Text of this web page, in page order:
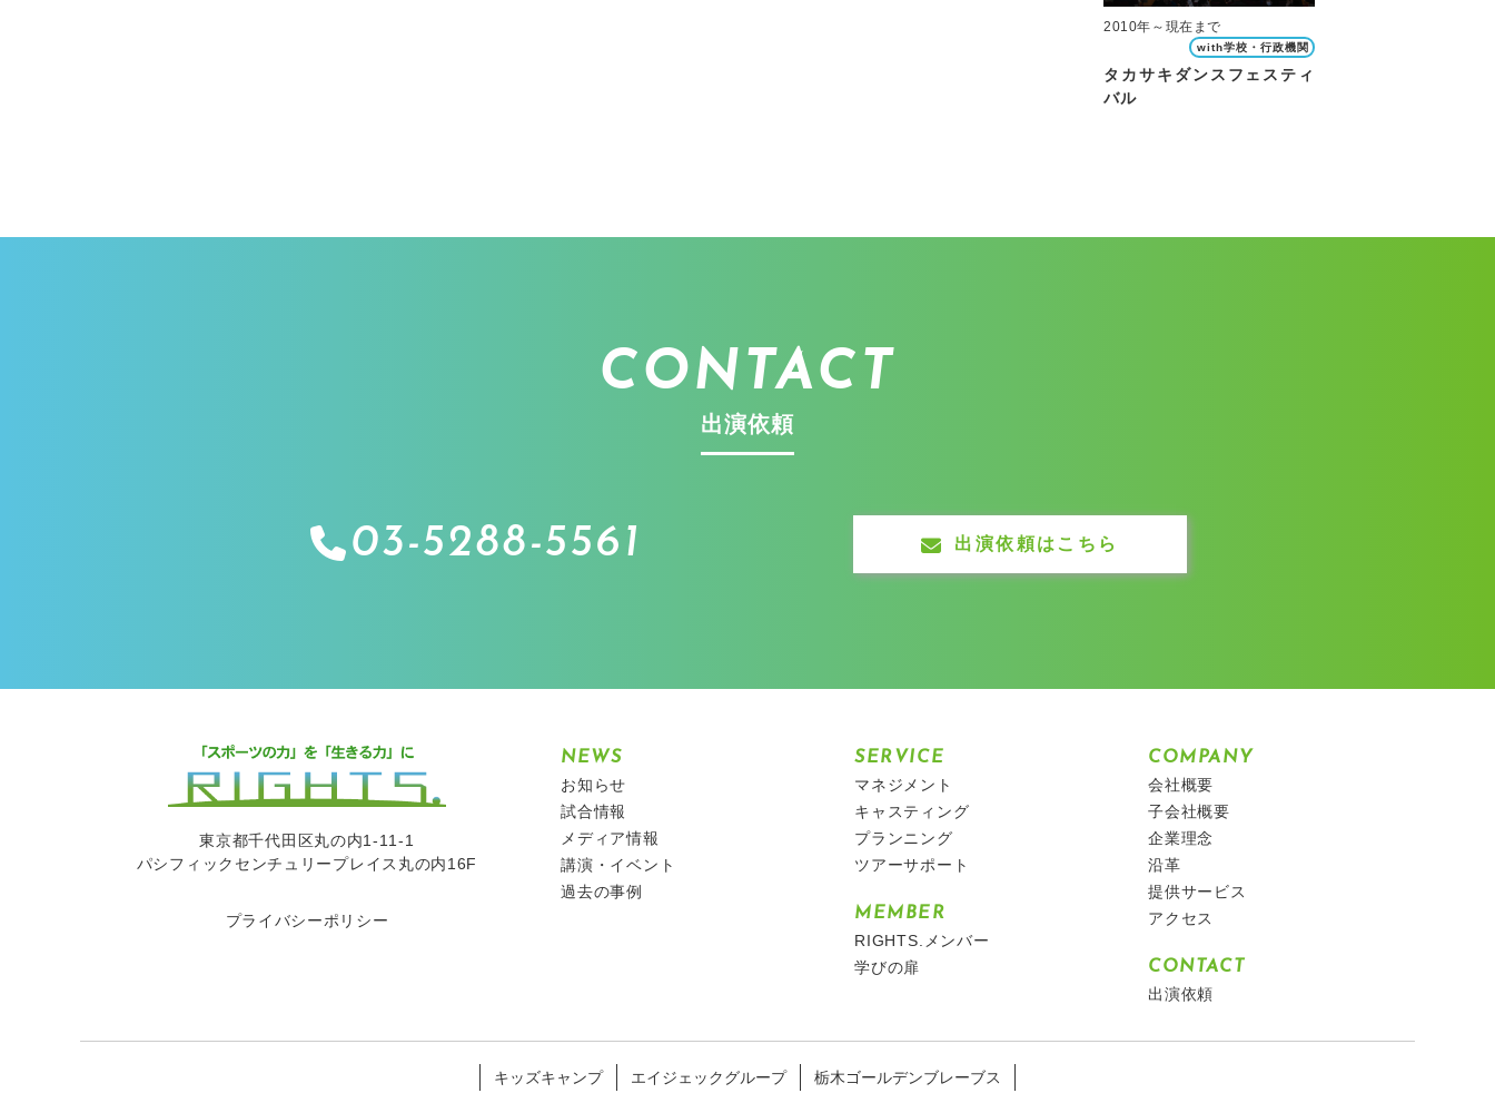
2010年～現在まで
with学校・行政機関
タカサキダンスフェスティ
バル
CONTACT
出演依頼
03-5288-5561 出演依頼はこちら
東京都千代田区丸の内1-11-1
パシフィックセンチュリープレイス丸の内16F
プライバシーポリシー
NEWS
お知らせ
試合情報
メディア情報
講演・イベント
過去の事例
SERVICE
マネジメント
キャスティング
プランニング
ツアーサポート
MEMBER
RIGHTS.メンバー
学びの扉
COMPANY
会社概要
子会社概要
企業理念
沿革
提供サービス
アクセス
CONTACT
出演依頼
キッズキャンプ エイジェックグループ 栃木ゴールデンブレーブス